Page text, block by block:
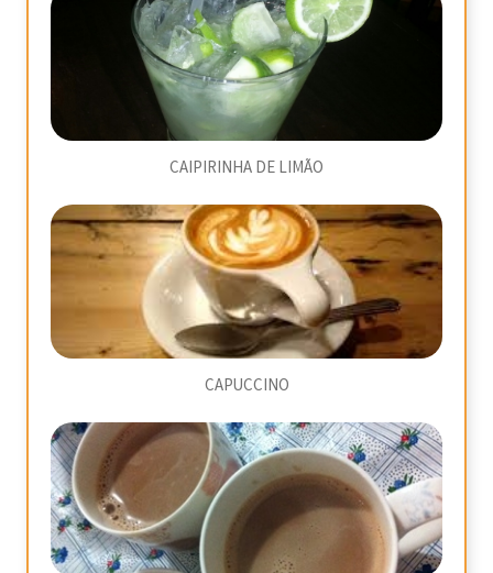
CAIPIRINHA DE LIMÃO
CAPUCCINO